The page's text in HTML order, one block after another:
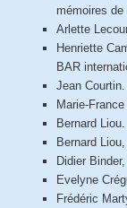
mémoires
Arlette
Henriette
BAR
Jean
Marie-
Bernard
Bernard
Didier
Evelyne
Frédéric